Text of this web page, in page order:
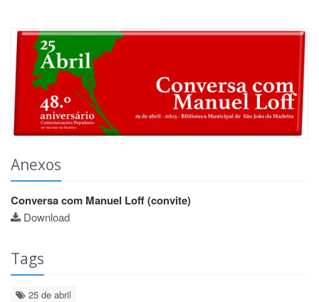
Anexos
Conversa com Manuel Loff (convite)
Download
Tags
25 de abril